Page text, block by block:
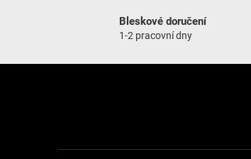
Bleskové doručení
1-2 pracovní dny